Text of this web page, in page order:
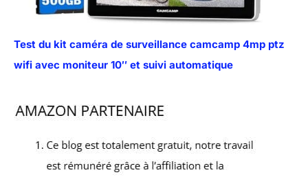
Test du kit caméra de surveillance camcamp 4mp ptz
wifi avec moniteur 10″ et suivi automatique